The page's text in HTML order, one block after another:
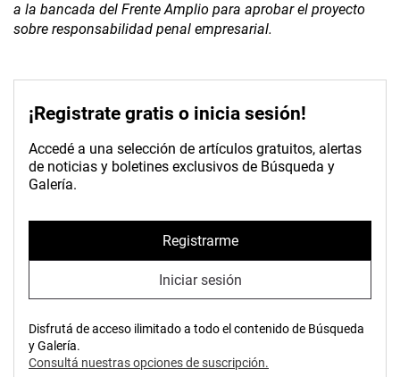
a la bancada del Frente Amplio para aprobar el proyecto
sobre responsabilidad penal empresarial.
¡Registrate gratis o inicia sesión!
Accedé a una selección de artículos gratuitos, alertas
de noticias y boletines exclusivos de Búsqueda y
Galería.
Registrarme
Iniciar sesión
Disfrutá de acceso ilimitado a todo el contenido de Búsqueda
y Galería.
Consultá nuestras opciones de suscripción.